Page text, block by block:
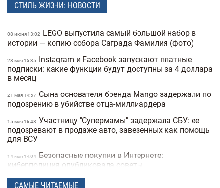
СТИЛЬ ЖИЗНИ: НОВОСТИ
08 июня 13:02
LEGO выпустила самый большой набор в
истории — копию собора Саграда Фамилия (фото)
28 мая 15:35 Instagram и Facebook запускают платные
подписки: какие функции будут доступны за 4 доллара
в месяц
21 мая 14:57
Сына основателя бренда Mango задержали по
подозрению в убийстве отца-миллиардера
15 мая 16:48 Участницу "Супермамы" задержала СБУ: ее
подозревают в продаже авто, завезенных как помощь
для ВСУ
14 мая 14:04 Безопасные покупки в Интернете:
киберполиция опубликовала советы
28 апреля 16:14 Украинец побил мировой рекорд: сотрудник
САМЫЕ ЧИТАЕМЫЕ